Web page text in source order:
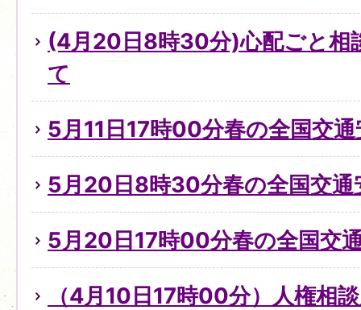
(4月20日8時30分)心配ごと相
て
5月11日17時00分春の全国交
5月20日8時30分春の全国交通
5月20日17時00分春の全国交
（4月10日17時00分）人権相